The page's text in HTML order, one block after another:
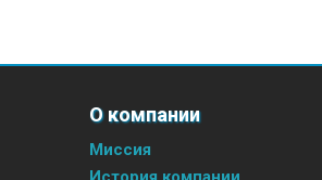
О компании
Миссия